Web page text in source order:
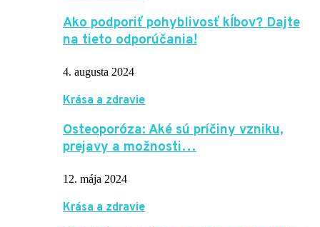
Ako podporiť pohyblivosť kĺbov? Dajte
na tieto odporúčania!
4. augusta 2024
Krása a zdravie
Osteoporóza: Aké sú príčiny vzniku,
prejavy a možnosti…
12. mája 2024
Krása a zdravie